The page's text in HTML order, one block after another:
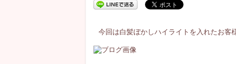
今回は白髪ぼかしハイライトを入れたお客